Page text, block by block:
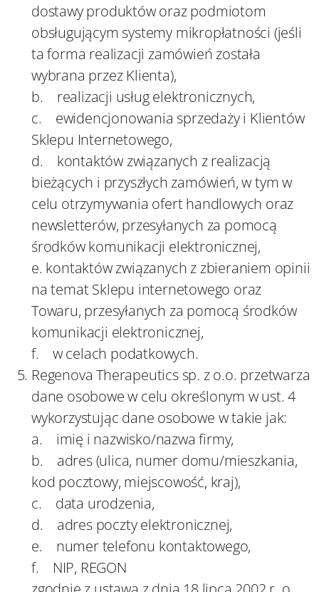
dostawy produktów oraz podmiotom
obsługującym systemy mikropłatności (jeśli
ta forma realizacji zamówień została
wybrana przez Klienta),
b. realizacji usług elektronicznych,
c. ewidencjonowania sprzedaży i Klientów
Sklepu Internetowego,
d. kontaktów związanych z realizacją
bieżących i przyszłych zamówień, w tym w
celu otrzymywania ofert handlowych oraz
newsletterów, przesyłanych za pomocą
środków komunikacji elektronicznej,
e. kontaktów związanych z zbieraniem opinii
na temat Sklepu internetowego oraz
Towaru, przesyłanych za pomocą środków
komunikacji elektronicznej,
f. w celach podatkowych.
Regenova Therapeutics sp. z o.o. przetwarza
dane osobowe w celu określonym w ust. 4
wykorzystując dane osobowe w takie jak:
a. imię i nazwisko/nazwa firmy,
b. adres (ulica, numer domu/mieszkania,
kod pocztowy, miejscowość, kraj),
c. data urodzenia,
d. adres poczty elektronicznej,
e. numer telefonu kontaktowego,
f. NIP, REGON